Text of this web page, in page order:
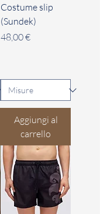
Costume slip
(Sundek)
Prezzo
48,00 €
Aggiungi al
carrello